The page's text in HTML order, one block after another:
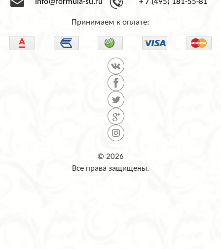
info@formula-su.ru + 7 (495) 181-55-81
Принимаем к оплате:
© 2026
Все права защищены.